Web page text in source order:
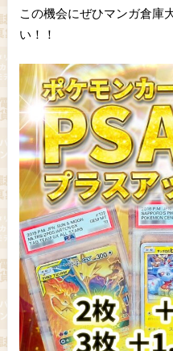
この機会にぜひマンガ倉庫
い！！